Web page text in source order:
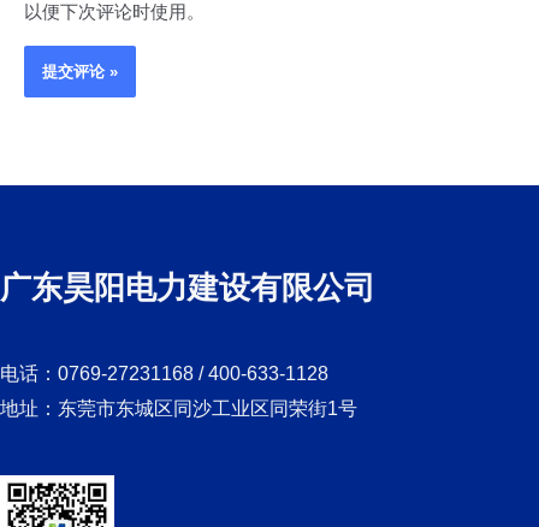
以便下次评论时使用。
广东昊阳电力建设有限公司
电话：0769-27231168 / 400-633-1128
地址：东莞市东城区同沙工业区同荣街1号